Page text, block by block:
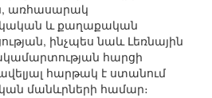
առհասարակ
և քաղաքական
ինչպես նաև Լեռնային
հարցի
հարթակ է ստանում
մանևրների համար։